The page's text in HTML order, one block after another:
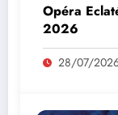
Opéra
2026
28/07/